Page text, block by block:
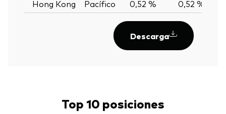
Hong Kong
Pacífico 0,52 % 0,52 %
Descarga
Top 10 posiciones